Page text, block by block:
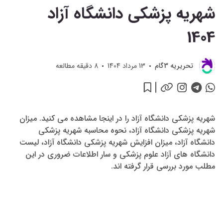
شهریه پزشکی دانشگاه آزاد
1404
تحريريه 3گام 13 مرداد 1404 8 دقیقه مطالعه
شهریه پزشکی دانشگاه آزاد را در اینجا مشاهده می کنید. میزان
شهریه پزشکی دانشگاه آزاد، نحوه محاسبه شهریه پزشکی
دانشگاه آزاد، میزان افزایش شهریه پزشکی دانشگاه آزاد، لیست
دانشگاه های آزاد علوم پزشکی و سار اطلاعات ضروری در این
مطلب مورد بررسی قرار گرفته اند.